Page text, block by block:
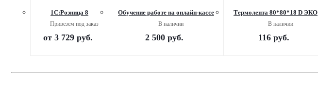
1С:Розница 8
Привезем под заказ
от 3 729 руб.
Обучение работе на онлайн-кассе
В наличии
2 500 руб.
Термолента 80*80*18 D ЭКО
В наличии
116 руб.